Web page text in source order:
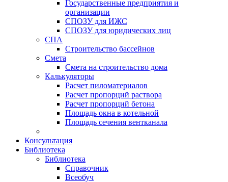
Государственные предприятия и
организации
СПОЗУ для ИЖС
СПОЗУ для юридических лиц
СПА
Строительство бассейнов
Смета
Смета на строительство дома
Калькуляторы
Расчет пиломатериалов
Расчет пропорций раствора
Расчет пропорций бетона
Площадь окна в котельной
Площадь сечения вентканала
Консультация
Библиотека
Библиотека
Справочник
Всеобуч